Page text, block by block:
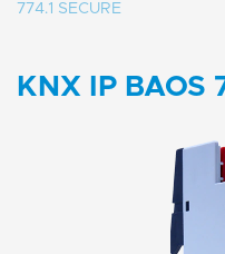
774.1 SECURE
KNX IP BAOS